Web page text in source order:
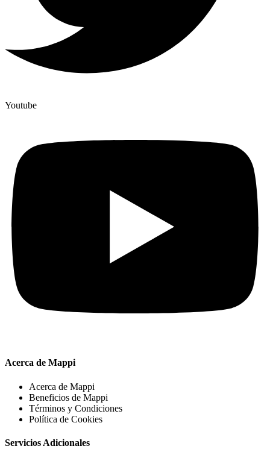
Youtube
Acerca de Mappi
Acerca de Mappi
Beneficios de Mappi
Términos y Condiciones
Política de Cookies
Servicios Adicionales